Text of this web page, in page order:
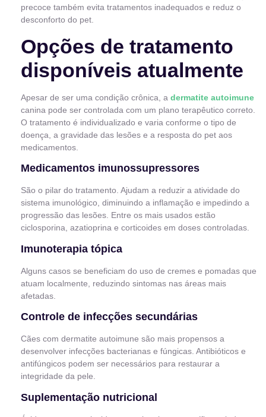
precoce também evita tratamentos inadequados e reduz o
desconforto do pet.
Opções de tratamento
disponíveis atualmente
Apesar de ser uma condição crônica, a dermatite autoimune
canina pode ser controlada com um plano terapêutico correto.
O tratamento é individualizado e varia conforme o tipo de
doença, a gravidade das lesões e a resposta do pet aos
medicamentos.
Medicamentos imunossupressores
São o pilar do tratamento. Ajudam a reduzir a atividade do
sistema imunológico, diminuindo a inflamação e impedindo a
progressão das lesões. Entre os mais usados estão
ciclosporina, azatioprina e corticoides em doses controladas.
Imunoterapia tópica
Alguns casos se beneficiam do uso de cremes e pomadas que
atuam localmente, reduzindo sintomas nas áreas mais
afetadas.
Controle de infecções secundárias
Cães com dermatite autoimune são mais propensos a
desenvolver infecções bacterianas e fúngicas. Antibióticos e
antifúngicos podem ser necessários para restaurar a
integridade da pele.
Suplementação nutricional